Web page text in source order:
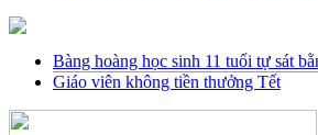
Bàng hoàng học sinh 11 tuổi tự sát
Giáo viên không tiền thưởng Tết